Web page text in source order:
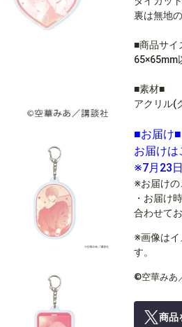
裏は無地
■商品サイ
65×65mm
■素材■
アクリル(
■お届け■
お届けは
※7月23
※お届けの
・お届け
合わせて
※画像はイ
す。
©空華みあ
商品